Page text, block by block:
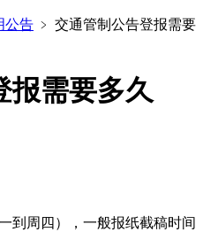
公告 ﹥ 交通管制公告登报需要
报需要多久
到周四），一般报纸截稿时间